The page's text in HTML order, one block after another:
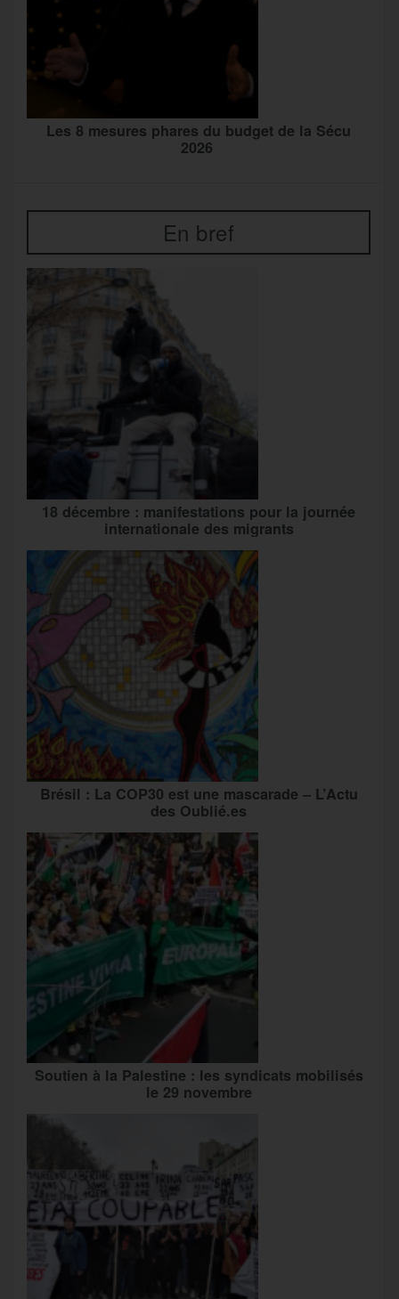
Les 8 mesures phares du budget de la Sécu
2026
En bref
18 décembre : manifestations pour la journée
internationale des migrants
Brésil : La COP30 est une mascarade – L’Actu
des Oublié.es
Soutien à la Palestine : les syndicats mobilisés
le 29 novembre